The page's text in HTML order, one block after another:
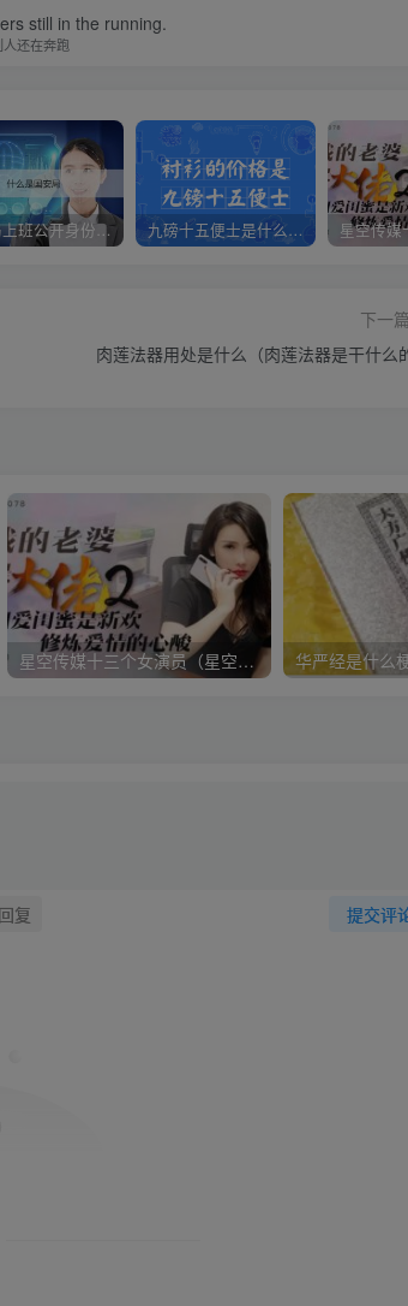
still in the running.
还在奔跑
国安局上班公开身份是什么（国安身份对家人保密吗） 九磅十五便士是什么意思（九磅十五便士是什么梗）
下一
肉莲法器用处是什么（肉莲法器是干什么
星空传媒十三个女演员（星空传媒女演员颜值排行）
提交评
复